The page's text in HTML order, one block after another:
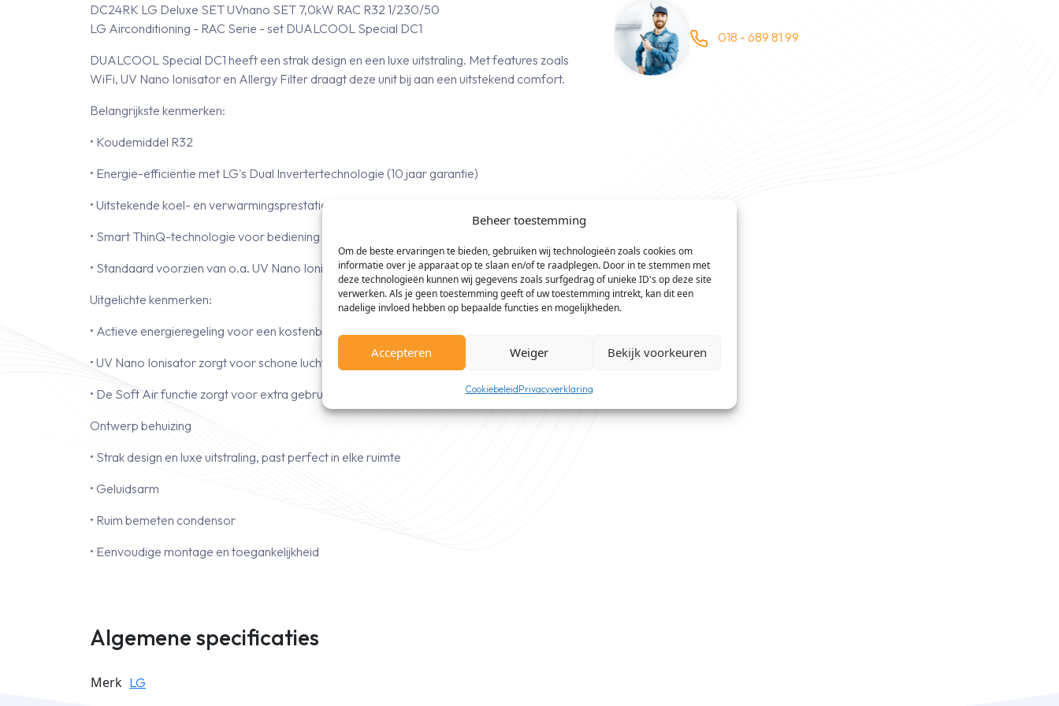
Beheer toestemming
Om de beste ervaringen te bieden, gebruiken wij technologieën zoals cookies om
informatie over je apparaat op te slaan en/of te raadplegen. Door in te stemmen met
deze technologieën kunnen wij gegevens zoals surfgedrag of unieke ID's op deze site
verwerken. Als je geen toestemming geeft of uw toestemming intrekt, kan dit een
nadelige invloed hebben op bepaalde functies en mogelijkheden.
Accepteren Weiger Bekijk voorkeuren
CookiebeleidPrivacyverklaring
DC24RK LG Deluxe SET UVnano SET 7,0kW RAC R32 1/230/50
LG Airconditioning - RAC Serie - set DUALCOOL Special DC1
DUALCOOL Special DC1 heeft een strak design en een luxe uitstraling. Met features zoals
WiFi, UV Nano Ionisator en Allergy Filter draagt deze unit bij aan een uitstekend comfort.
Belangrijkste kenmerken:
• Koudemiddel R32
• Energie-efficiëntie met LG's Dual Invertertechnologie (10 jaar garantie)
• Uitstekende koel- en verwarmingsprestaties met geruisloze werking
• Smart ThinQ-technologie voor bediening via smartphone
• Standaard voorzien van o.a. UV Nano Ionisator, Allergy Filter en ingebouwde WiFi
Uitgelichte kenmerken:
• Actieve energieregeling voor een kostenbesparde werking
• UV Nano Ionisator zorgt voor schone lucht en hygiënische werking
• De Soft Air functie zorgt voor extra gebruikscomfort
Ontwerp behuizing
• Strak design en luxe uitstraling, past perfect in elke ruimte
• Geluidsarm
• Ruim bemeten condensor
• Eenvoudige montage en toegankelijkheid
Algemene specificaties
Merk LG
018 - 689 81 99